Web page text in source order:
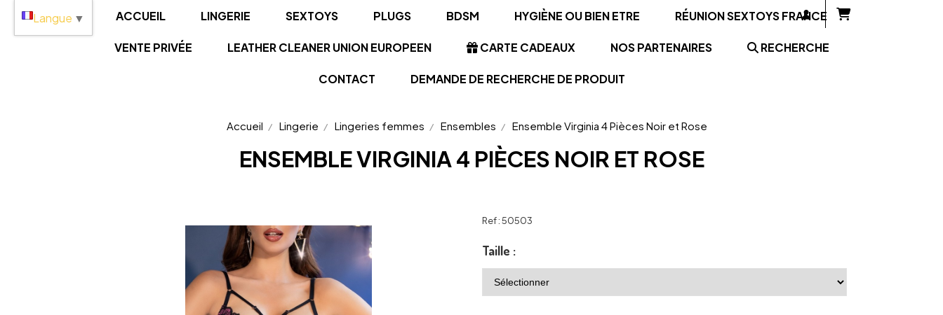
ACCUEIL LINGERIE SEXTOYS PLUGS BDSM HYGIÈNE OU BIEN ETRE RÉUNION SEXTOYS FRANCE
VENTE PRIVÉE LEATHER CLEANER UNION EUROPEEN CARTE CADEAUX NOS PARTENAIRES RECHERCHE
CONTACT DEMANDE DE RECHERCHE DE PRODUIT
Accueil Lingerie Lingeries femmes Ensembles Ensemble Virginia 4 Pièces Noir et Rose
ENSEMBLE VIRGINIA 4 PIÈCES NOIR ET ROSE
Ref :50503
Taille :
Langue ▼